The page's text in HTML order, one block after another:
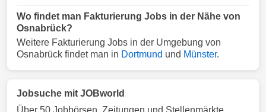
Wo findet man Fakturierung Jobs in der Nähe von
Osnabrück?
Weitere Fakturierung Jobs in der Umgebung von
Osnabrück findet man in Dortmund und Münster.
Jobsuche mit JOBworld
Über 50 Jobbörsen, Zeitungen und Stellenmärkte